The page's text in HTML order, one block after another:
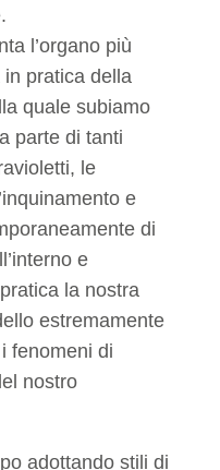
l’organo più
pratica della
quale subiamo
parte di tanti
le
e
di
e
la nostra
estremamente
fenomeni di
nostro
adottando stili di